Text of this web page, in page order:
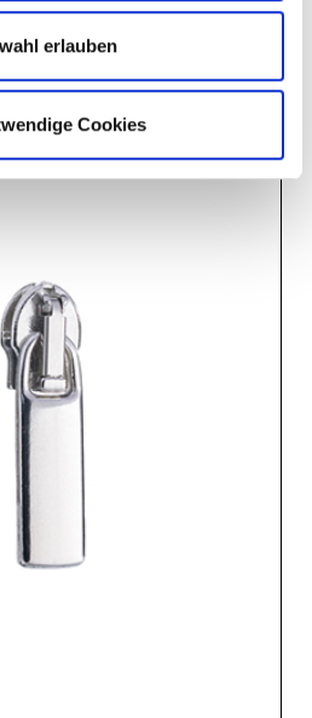
erlauben
Cookies
DA 027